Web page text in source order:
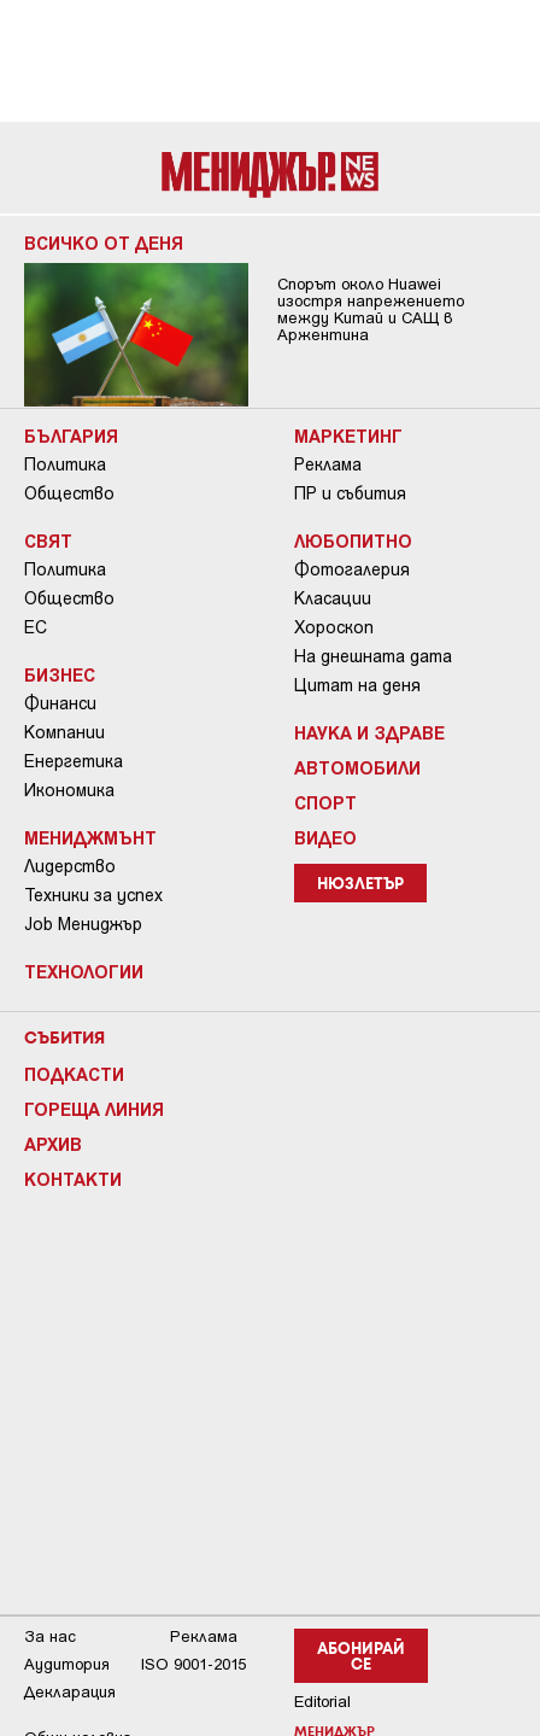
ВСИЧКО ОТ ДЕНЯ
Спорът около Huawei
изостря напрежението
между Китай и САЩ в
Аржентина
БЪЛГАРИЯ
Политика
Общество
СВЯТ
Политика
Общество
ЕС
БИЗНЕС
Финанси
Компании
Енергетика
Икономика
МЕНИДЖМЪНТ
Лидерство
Техники за успех
Job Мениджър
ТЕХНОЛОГИИ
МАРКЕТИНГ
Реклама
ПР и събития
ЛЮБОПИТНО
Фотогалерия
Класации
Хороскоп
На днешната дата
Цитат на деня
НАУКА И ЗДРАВЕ
АВТОМОБИЛИ
СПОРТ
ВИДЕО
НЮЗЛЕТЪР
СЪБИТИЯ
ПОДКАСТИ
ГОРЕЩА ЛИНИЯ
АРХИВ
КОНТАКТИ
АБОНИРАЙ
СЕ
Editorial
МЕНИДЖЪР
За нас
Реклама
Аудитория
ISO 9001-2015
Декларация